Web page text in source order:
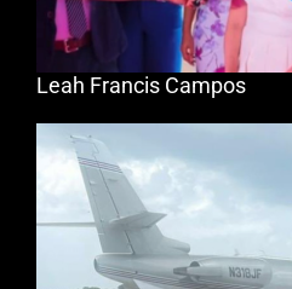
Leah Francis Campos